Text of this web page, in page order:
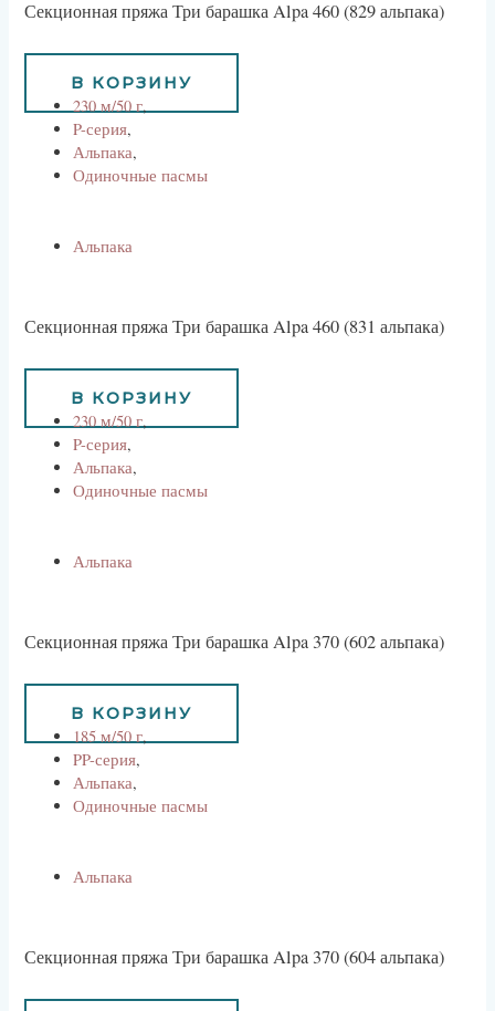
Секционная пряжа Три барашка Alpa 460 (829 альпака)
734руб
В КОРЗИНУ
230 м/50 г,
P-серия,
Альпака,
Одиночные пасмы
Альпака
Секционная пряжа Три барашка Alpa 460 (831 альпака)
734руб
В КОРЗИНУ
230 м/50 г,
P-серия,
Альпака,
Одиночные пасмы
Альпака
Секционная пряжа Три барашка Alpa 370 (602 альпака)
800руб
В КОРЗИНУ
185 м/50 г,
PP-серия,
Альпака,
Одиночные пасмы
Альпака
Секционная пряжа Три барашка Alpa 370 (604 альпака)
800руб